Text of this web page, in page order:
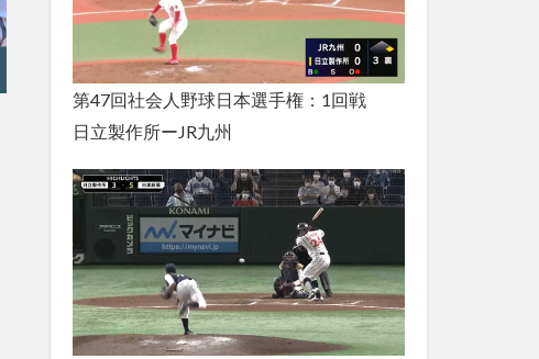
第47回社会人野球日本選手権：1回戦
日立製作所ーJR九州